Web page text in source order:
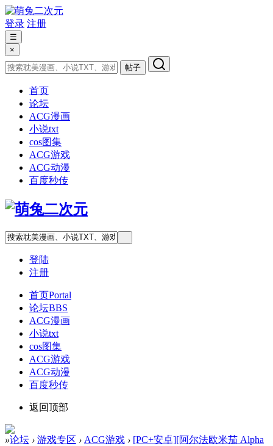
登录 注册
☰
×
帖子
首页
论坛
ACG漫画
小说txt
cos图集
ACG游戏
ACG动漫
百度秒传
登陆
注册
首页Portal
论坛BBS
ACG漫画
小说txt
cos图集
ACG游戏
ACG动漫
百度秒传
返回顶部
»论坛 › 游戏专区 › ACG游戏 › [PC+安卓][阿尔法欧米茄 Alpha